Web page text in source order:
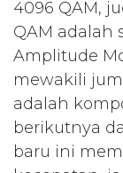
4096 QAM,
QAM adalah
Amplitude
mewakili
adalah
berikutnya
baru ini